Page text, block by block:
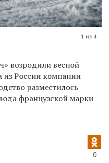
1 из 4
возродили весной
из России компании
разместилось
французской марки
0